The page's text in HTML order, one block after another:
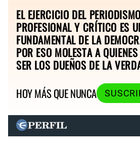
EL EJERCICIO DEL PERIODISMO
PROFESIONAL Y CRÍTICO ES
FUNDAMENTAL DE LA
POR ESO MOLESTA A
SER LOS DUEÑOS DE LA
HOY MÁS QUE NUNCA